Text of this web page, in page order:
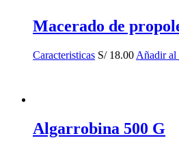
Macerado de
Caracteristicas S/18.00 Añadir al
Algarrobina 500 G